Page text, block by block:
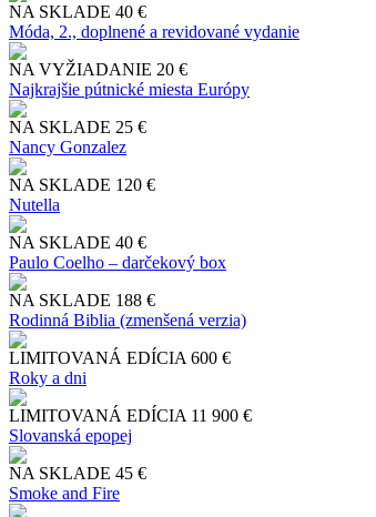
NA SKLADE 40 €
Móda, 2., doplnené a revidované vydanie
NA VYŽIADANIE 20 €
Najkrajšie pútnické miesta Európy
NA SKLADE 25 €
Nancy Gonzalez
NA SKLADE 120 €
Nutella
NA SKLADE 40 €
Paulo Coelho – darčekový box
NA SKLADE 188 €
Rodinná Biblia (zmenšená verzia)
LIMITOVANÁ EDÍCIA 600 €
Roky a dni
LIMITOVANÁ EDÍCIA 11 900 €
Slo​vanská epopej
NA SKLADE 45 €
Smoke and Fire